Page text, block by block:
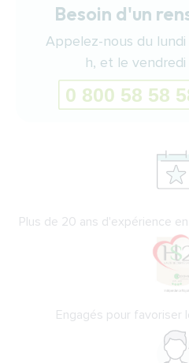
Besoin d'un
Appelez-nous du lundi
h, et le vendredi
Plus de 20 ans d'expérience
Engagés pour favoriser